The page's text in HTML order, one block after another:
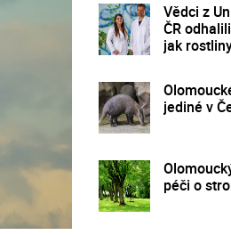
Vědci z
ČR
jak
jediné v
péči o